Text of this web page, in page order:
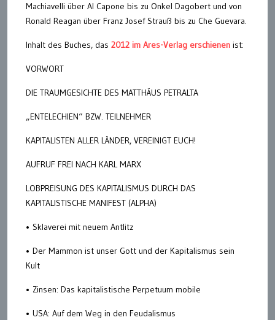
Machiavelli über Al Capone bis zu Onkel Dagobert und von
Ronald Reagan über Franz Josef Strauß bis zu Che Guevara.
Inhalt des Buches, das 2012 im Ares-Verlag erschienen ist:
VORWORT
DIE TRAUMGESICHTE DES MATTHÄUS PETRALTA
„ENTELECHIEN“ BZW. TEILNEHMER
KAPITALISTEN ALLER LÄNDER, VEREINIGT EUCH!
AUFRUF FREI NACH KARL MARX
LOBPREISUNG DES KAPITALISMUS DURCH DAS
KAPITALISTISCHE MANIFEST (ALPHA)
• Sklaverei mit neuem Antlitz
• Der Mammon ist unser Gott und der Kapitalismus sein
Kult
• Zinsen: Das kapitalistische Perpetuum mobile
• USA: Auf dem Weg in den Feudalismus